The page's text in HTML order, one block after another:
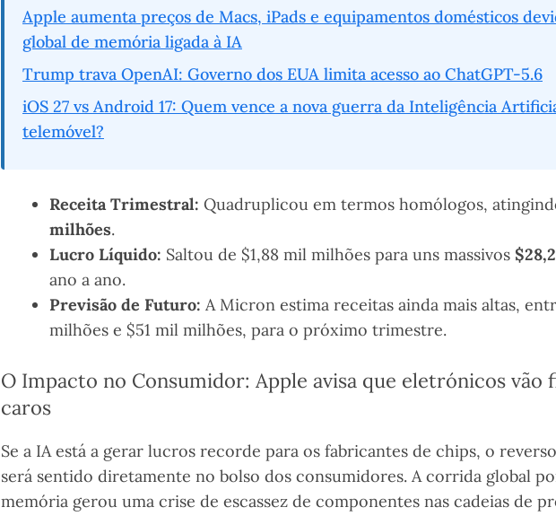
Apple aumenta preços de Macs, iPads e equipamentos domésticos
global de memória ligada à IA
Trump trava OpenAI: Governo dos EUA limita acesso ao ChatGPT-5.6
iOS 27 vs Android 17: Quem vence a nova guerra da Inteligência
telemóvel?
Receita Trimestral: Quadruplicou em termos homólogos,
milhões.
Lucro Líquido: Saltou de $1,88 mil milhões para uns massivos
ano a ano.
Previsão de Futuro: A Micron estima receitas ainda mais altas,
milhões e $51 mil milhões, para o próximo trimestre.
O Impacto no Consumidor: Apple avisa que eletrónicos vão
caros
Se a IA está a gerar lucros recorde para os fabricantes de chips, o
será sentido diretamente no bolso dos consumidores. A corrida global
memória gerou uma crise de escassez de componentes nas cadeias de